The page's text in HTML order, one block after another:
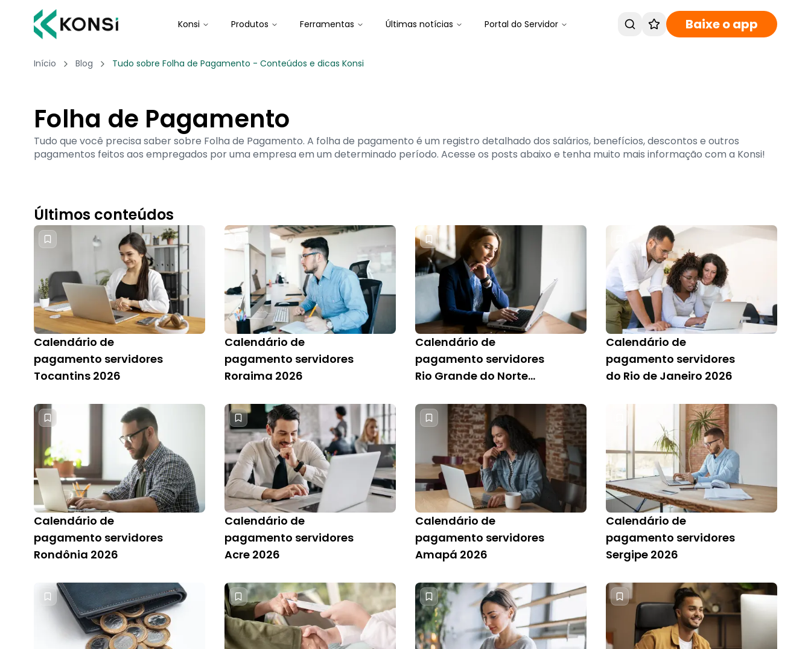
Konsi Produtos Ferramentas Últimas notícias Portal do Servidor Baixe o app
Início Blog Tudo sobre Folha de Pagamento - Conteúdos e dicas Konsi
Folha de Pagamento
Tudo que você precisa saber sobre Folha de Pagamento. A folha de pagamento é um registro detalhado dos salários, benefícios, descontos e outros
pagamentos feitos aos empregados por uma empresa em um determinado período. Acesse os posts abaixo e tenha muito mais informação com a Konsi!
Últimos conteúdos
Calendário de
pagamento servidores
Tocantins 2026
Calendário de
pagamento servidores
Roraima 2026
Calendário de
pagamento servidores
Rio Grande do Norte
Calendário de
pagamento servidores
do Rio de Janeiro 2026
Calendário de
pagamento servidores
Rondônia 2026
Calendário de
pagamento servidores
Acre 2026
Calendário de
pagamento servidores
Amapá 2026
Calendário de
pagamento servidores
Sergipe 2026